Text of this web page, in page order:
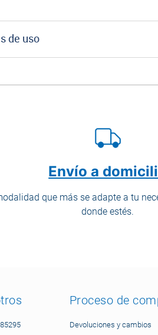
de uso
Envío a
que más se adapte a tu
donde estés.
Proceso de
Devoluciones y cambios